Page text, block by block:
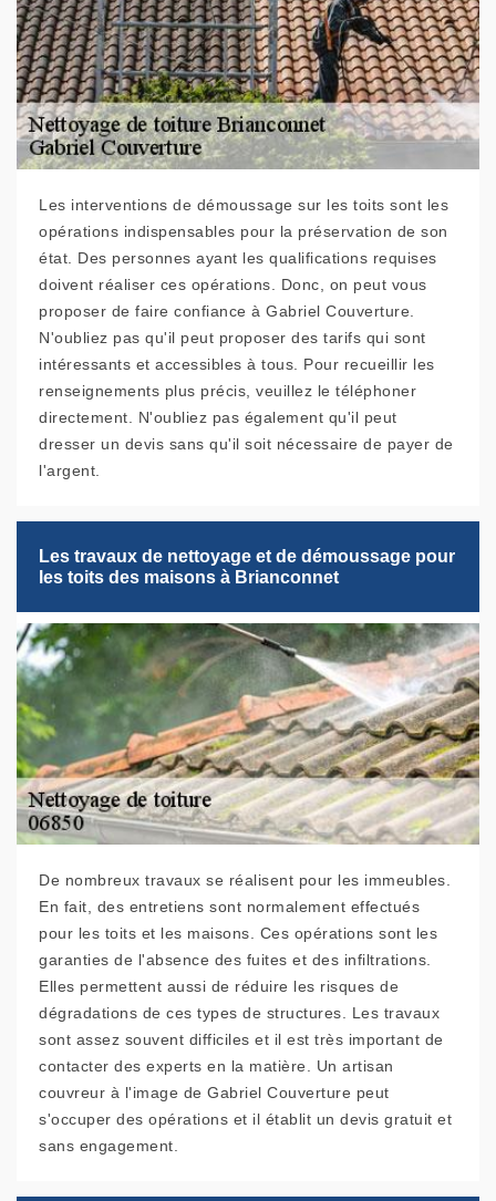
Les interventions de démoussage sur les toits sont les
opérations indispensables pour la préservation de son
état. Des personnes ayant les qualifications requises
doivent réaliser ces opérations. Donc, on peut vous
proposer de faire confiance à Gabriel Couverture.
N'oubliez pas qu'il peut proposer des tarifs qui sont
intéressants et accessibles à tous. Pour recueillir les
renseignements plus précis, veuillez le téléphoner
directement. N'oubliez pas également qu'il peut
dresser un devis sans qu'il soit nécessaire de payer de
l'argent.
Les travaux de nettoyage et de démoussage pour
les toits des maisons à Brianconnet
De nombreux travaux se réalisent pour les immeubles.
En fait, des entretiens sont normalement effectués
pour les toits et les maisons. Ces opérations sont les
garanties de l'absence des fuites et des infiltrations.
Elles permettent aussi de réduire les risques de
dégradations de ces types de structures. Les travaux
sont assez souvent difficiles et il est très important de
contacter des experts en la matière. Un artisan
couvreur à l'image de Gabriel Couverture peut
s'occuper des opérations et il établit un devis gratuit et
sans engagement.